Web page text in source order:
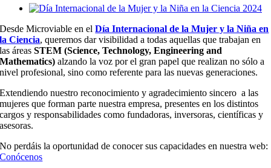
Ver
más
grande
Desde Microviable en elDía Internacional de la Mujer y la Niña en
la Ciencia, queremos dar visibilidad a todas aquellas que trabajan en
las áreasSTEM (Science, Technology, Engineering and
Mathematics) alzando la voz por el gran papel que realizan no sólo a
nivel profesional, sino como referente para las nuevas generaciones.
Extendiendo nuestro reconocimiento y agradecimiento sincero a las
mujeres que forman parte nuestra empresa, presentes en los distintos
cargos y responsabilidades como fundadoras, inversoras, científicas y
asesoras.
No perdáis la oportunidad de conocer sus capacidades en nuestra web:
Conócenos